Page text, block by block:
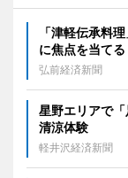
「津軽伝承料
に焦点を当てる
弘前経済新聞
星野エリアで
清涼体験
軽井沢経済新聞